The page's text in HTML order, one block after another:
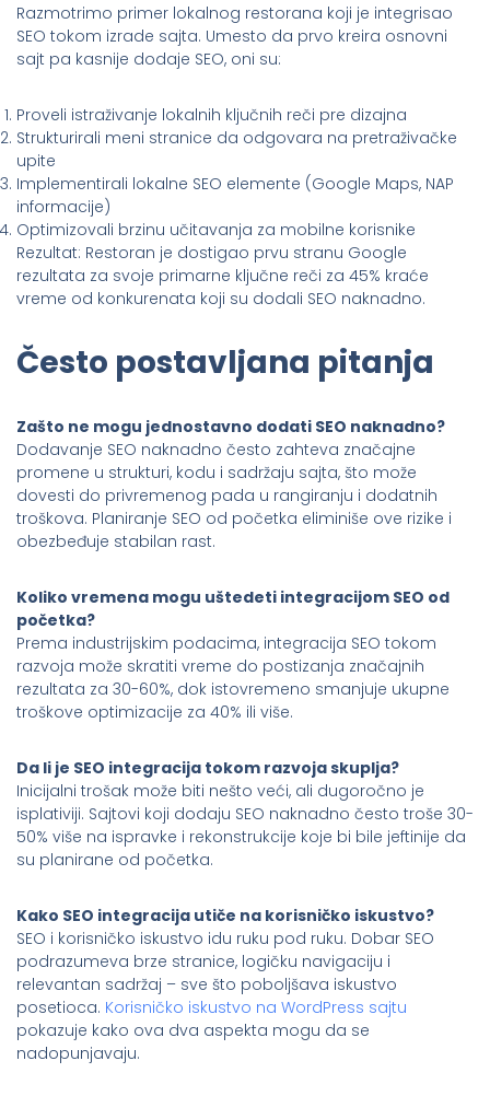
Razmotrimo primer lokalnog restorana koji je integrisao
SEO tokom izrade sajta. Umesto da prvo kreira osnovni
sajt pa kasnije dodaje SEO, oni su:
Proveli istraživanje lokalnih ključnih reči pre dizajna
Strukturirali meni stranice da odgovara na pretraživačke
upite
Implementirali lokalne SEO elemente (Google Maps, NAP
informacije)
Optimizovali brzinu učitavanja za mobilne korisnike
Rezultat: Restoran je dostigao prvu stranu Google
rezultata za svoje primarne ključne reči za 45% kraće
vreme od konkurenata koji su dodali SEO naknadno.
Često postavljana pitanja
Zašto ne mogu jednostavno dodati SEO naknadno?
Dodavanje SEO naknadno često zahteva značajne
promene u strukturi, kodu i sadržaju sajta, što može
dovesti do privremenog pada u rangiranju i dodatnih
troškova. Planiranje SEO od početka eliminiše ove rizike i
obezbeđuje stabilan rast.
Koliko vremena mogu uštedeti integracijom SEO od
početka?
Prema industrijskim podacima, integracija SEO tokom
razvoja može skratiti vreme do postizanja značajnih
rezultata za 30-60%, dok istovremeno smanjuje ukupne
troškove optimizacije za 40% ili više.
Da li je SEO integracija tokom razvoja skuplja?
Inicijalni trošak može biti nešto veći, ali dugoročno je
isplativiji. Sajtovi koji dodaju SEO naknadno često troše 30-
50% više na ispravke i rekonstrukcije koje bi bile jeftinije da
su planirane od početka.
Kako SEO integracija utiče na korisničko iskustvo?
SEO i korisničko iskustvo idu ruku pod ruku. Dobar SEO
podrazumeva brze stranice, logičku navigaciju i
relevantan sadržaj – sve što poboljšava iskustvo
posetioca. Korisničko iskustvo na WordPress sajtu
pokazuje kako ova dva aspekta mogu da se
nadopunjavaju.